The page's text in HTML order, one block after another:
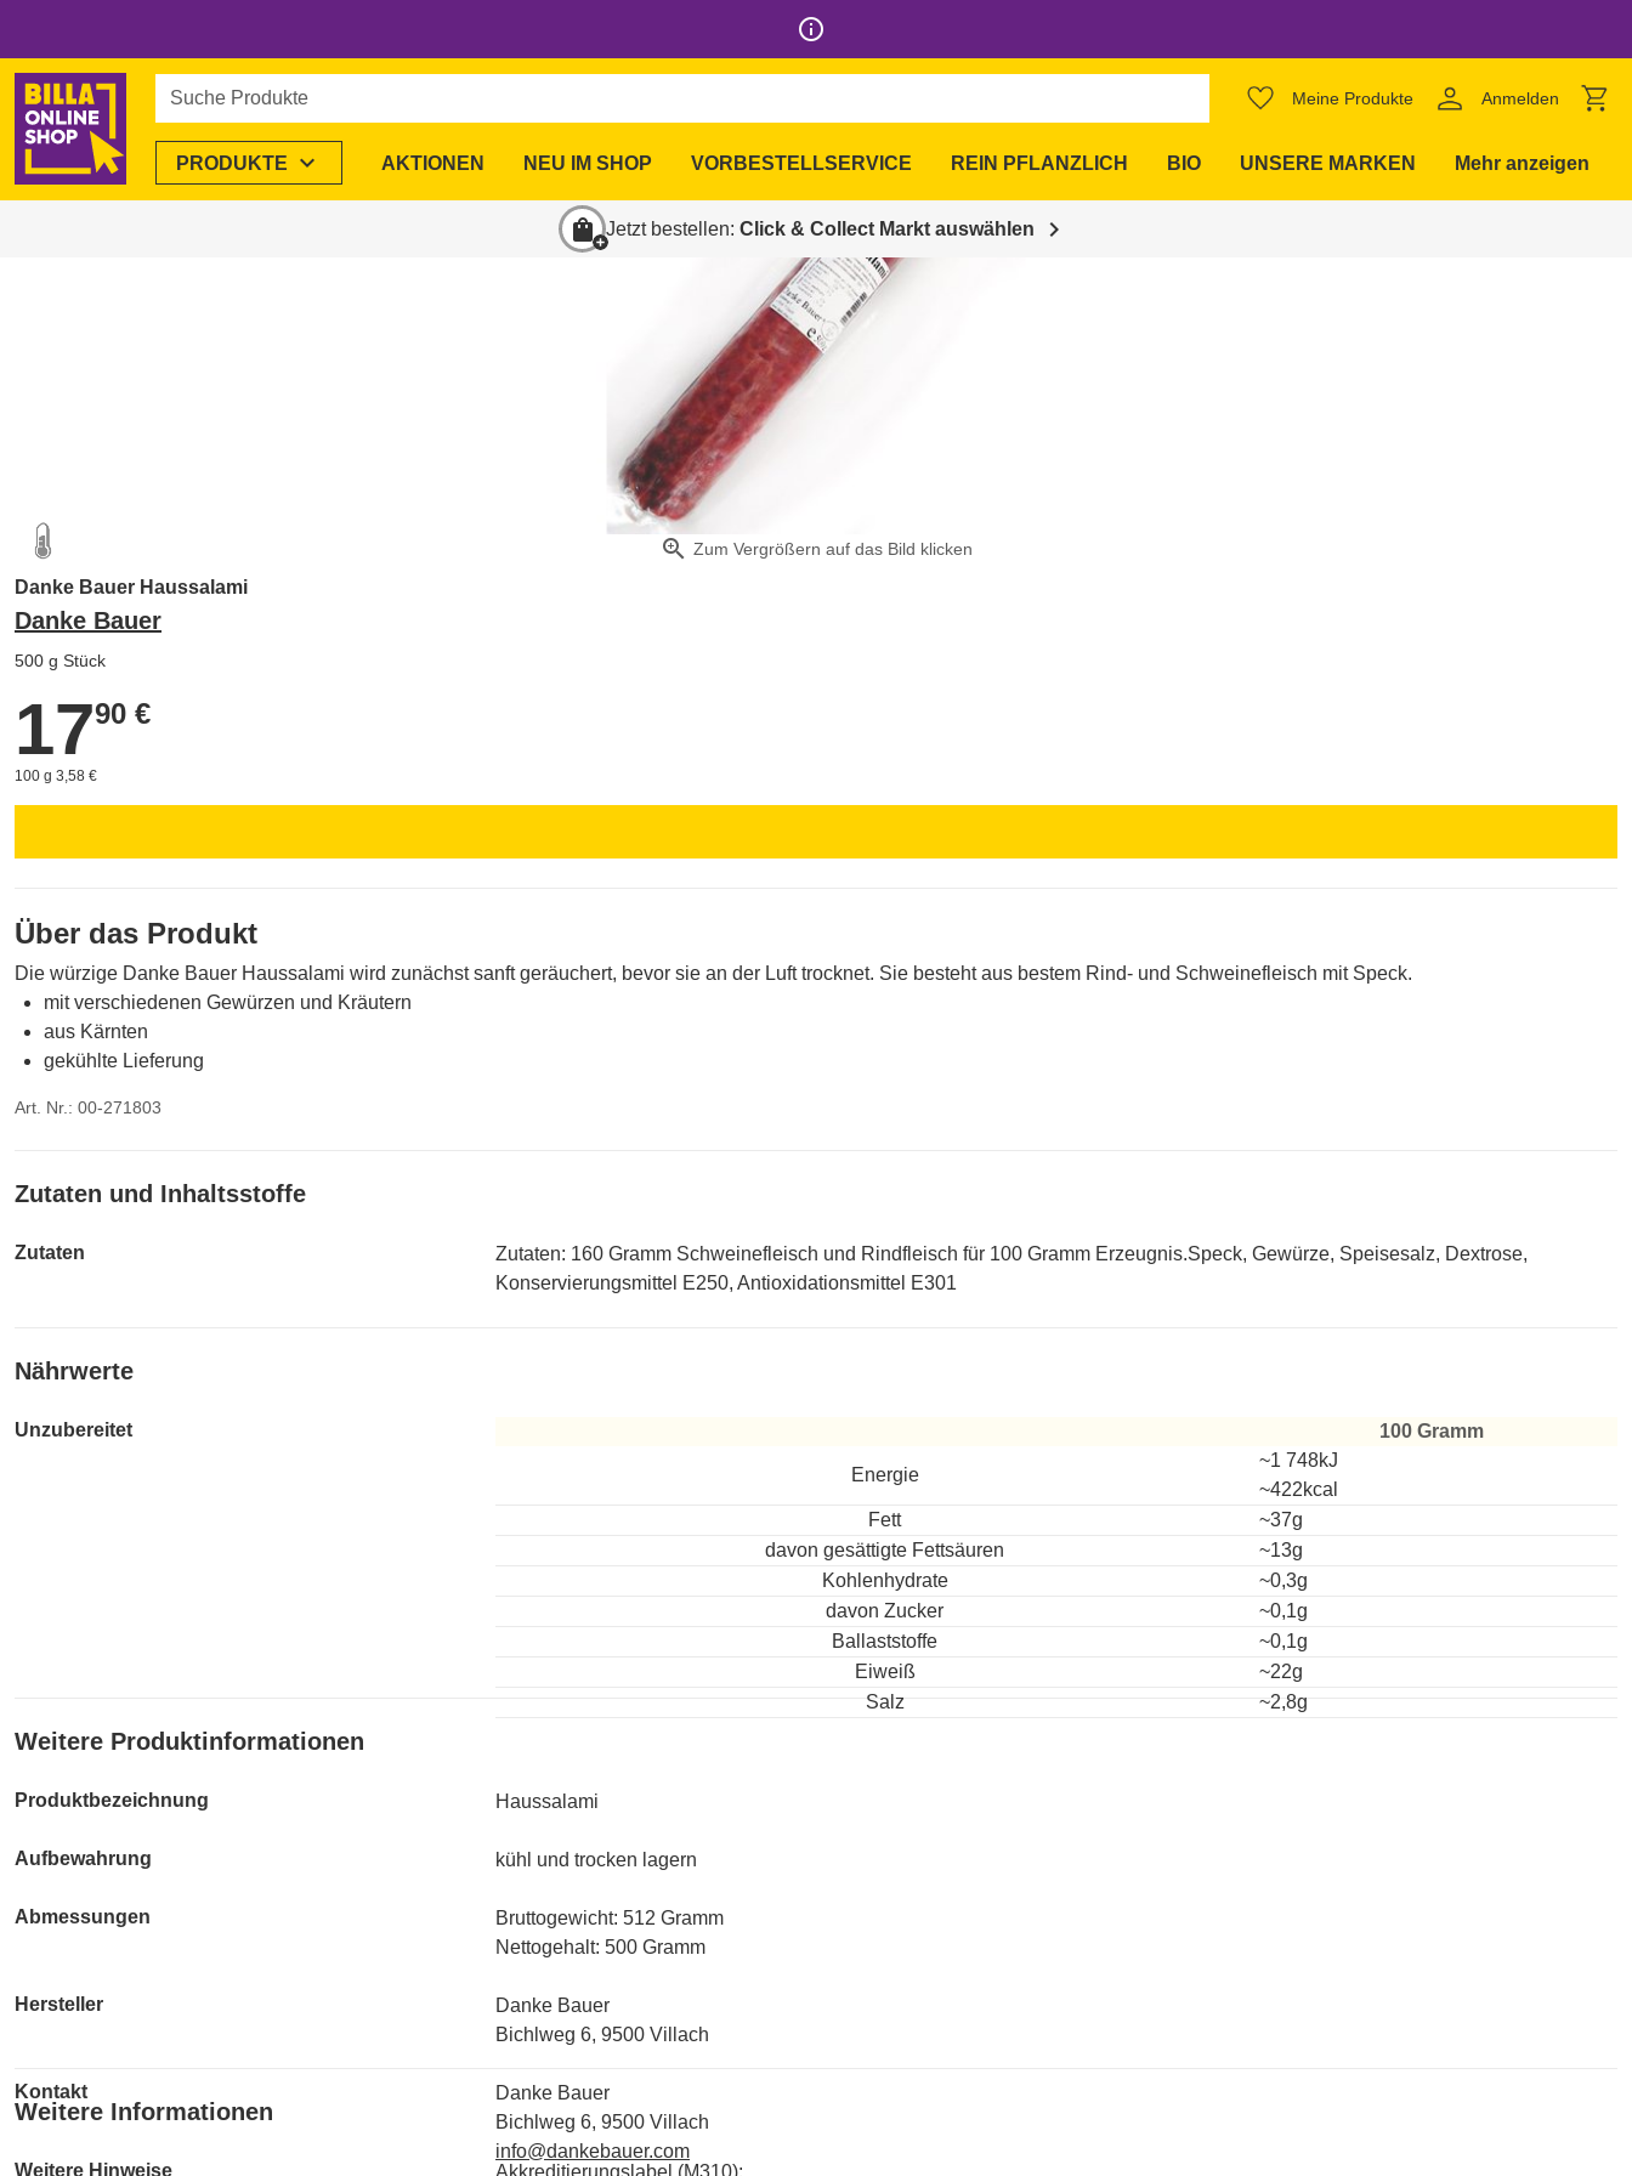
info_outline
Suche Produkte
Meine Produkte Anmelden
PRODUKTE expand_more AKTIONEN NEU IM SHOP VORBESTELLSERVICE REIN PFLANZLICH BIO UNSERE MARKEN Mehr anzeigen
shopping_bag Jetzt bestellen: Click & Collect Markt auswählen chevron_right
favorite_border
zoom_in Zum Vergrößern auf das Bild klicken
Danke Bauer Haussalami
Danke Bauer
500 g Stück
17,90 €
1790 €
100 g 3,58 €
Über das Produkt
Die würzige Danke Bauer Haussalami wird zunächst sanft geräuchert, bevor sie an der Luft trocknet. Sie besteht aus bestem Rind- und Schweinefleisch mit Speck.
mit verschiedenen Gewürzen und Kräutern
aus Kärnten
gekühlte Lieferung
Art. Nr.: 00-271803
Zutaten und Inhaltsstoffe
Zutaten
Zutaten: 160 Gramm Schweinefleisch und Rindfleisch für 100 Gramm Erzeugnis.Speck, Gewürze, Speisesalz, Dextrose,
Konservierungsmittel E250, Antioxidationsmittel E301
Nährwerte
Unzubereitet
100 Gramm
Energie
~1 748kJ
~422kcal
Fett
~37g
davon gesättigte Fettsäuren
~13g
Kohlenhydrate
~0,3g
davon Zucker
~0,1g
Ballaststoffe
~0,1g
Eiweiß
~22g
Salz
~2,8g
Weitere Produktinformationen
Produktbezeichnung Haussalami
Aufbewahrung kühl und trocken lagern
Abmessungen
Bruttogewicht: 512 Gramm
Nettogehalt: 500 Gramm
Hersteller
Danke Bauer
Bichlweg 6, 9500 Villach
Kontakt
Danke Bauer
Bichlweg 6, 9500 Villach
info@dankebauer.com
Weitere Informationen
Weitere Hinweise
Akkreditierungslabel (M310):